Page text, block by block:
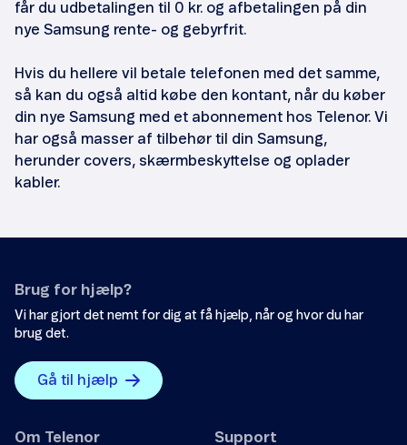
får du udbetalingen til 0 kr. og afbetalingen på din
nye Samsung rente- og gebyrfrit.
Hvis du hellere vil betale telefonen med det samme,
så kan du også altid købe den kontant, når du køber
din nye Samsung med et abonnement hos Telenor. Vi
har også masser af tilbehør til din Samsung,
herunder covers, skærmbeskyttelse og oplader
kabler.
Brug for hjælp?
Vi har gjort det nemt for dig at få hjælp, når og hvor du har
brug det.
Gå til hjælp
Om Telenor Support